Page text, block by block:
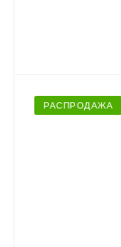
РАСПРОДАЖА